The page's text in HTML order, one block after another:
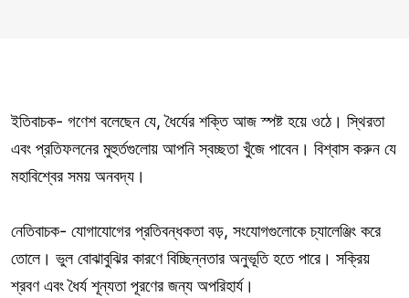
ইতিবাচক- গণেশ বলেছেন যে, ধৈর্যের শক্তি আজ স্পষ্ট হয়ে ওঠে। স্থিরতা
এবং প্রতিফলনের মুহুর্তগুলোয় আপনি স্বচ্ছতা খুঁজে পাবেন। বিশ্বাস করুন যে
মহাবিশ্বের সময় অনবদ্য।
নেতিবাচক- যোগাযোগের প্রতিবন্ধকতা বড়, সংযোগগুলোকে চ্যালেঞ্জিং করে
তোলে। ভুল বোঝাবুঝির কারণে বিচ্ছিন্নতার অনুভূতি হতে পারে। সক্রিয়
শ্রবণ এবং ধৈর্য শূন্যতা পূরণের জন্য অপরিহার্য।